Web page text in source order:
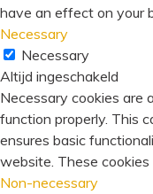
have an effect on your
Necessary
Necessary
Altijd ingeschakeld
Necessary cookies are
function properly. This
ensures basic
website. These
Non-necessary